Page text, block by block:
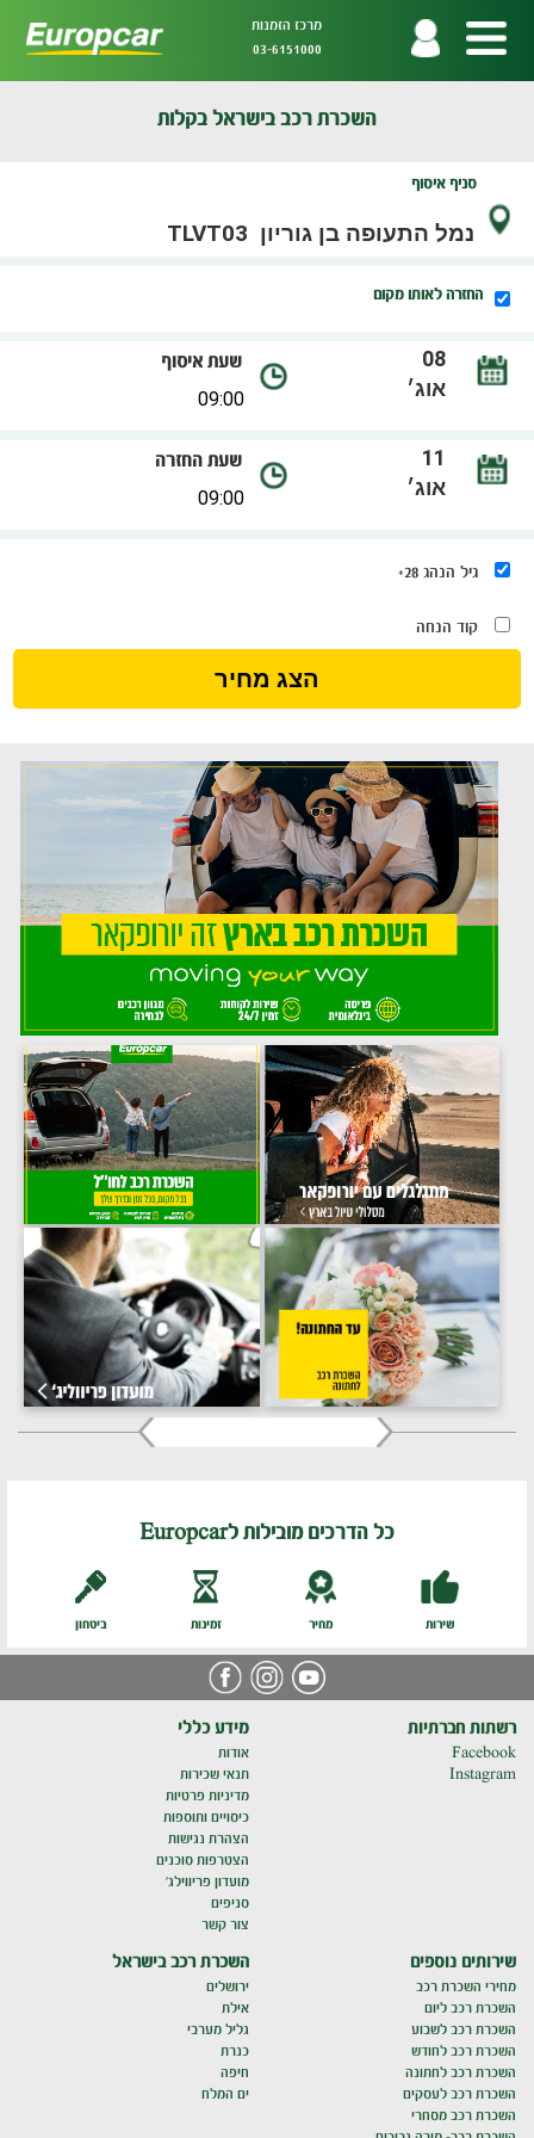
מרכז הזמנות
03-6151000
השכרת רכב בישראל בקלות
סניף איסוף
החזרה לאותו מקום
שעת איסוף
שעת החזרה
גיל הנהג 28+
קוד הנחה
הצג מחיר
כל הדרכים מובילות לEuropcar
ביטחון זמינות מחיר שירות
רשתות חברתיות
Facebook
Instagram
מידע כללי
אודות
תנאי שכירות
מדיניות פרטיות
כיסויים ותוספות
הצהרת נגישות
הצטרפות סוכנים
מועדון פריווילג'
סניפים
צור קשר
שירותים נוספים
מחירי השכרת רכב
השכרת רכב ליום
השכרת רכב לשבוע
השכרת רכב לחודש
השכרת רכב לחתונה
השכרת רכב לעסקים
השכרת רכב מסחרי
השכרת רכב בישראל
ירושלים
אילת
גליל מערבי
כנרת
חיפה
ים המלח